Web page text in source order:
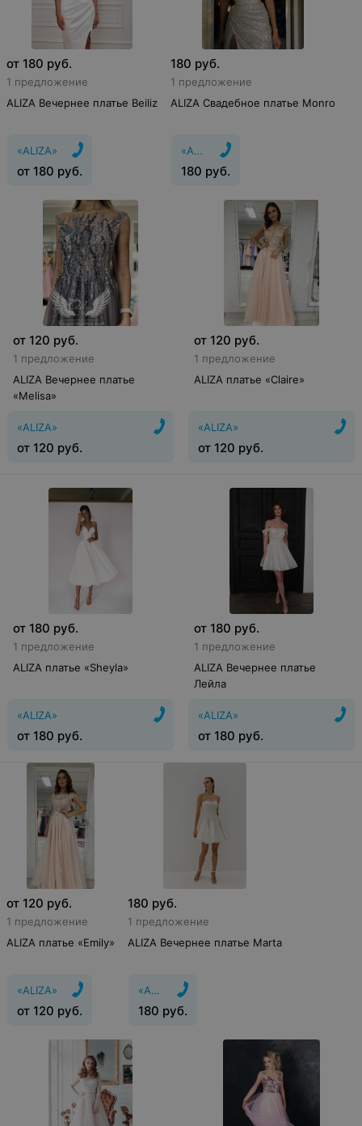
от 180 руб.
1 предложение
ALIZA Вечернее платье Beiliz
«ALIZA»
от 180 руб.
180 руб.
1 предложение
ALIZA Свадебное платье Monro
«ALIZA»
180 руб.
от 120 руб.
1 предложение
ALIZA Вечернее платье
«Melisa»
«ALIZA»
от 120 руб.
от 120 руб.
1 предложение
ALIZA платье «Claire»
«ALIZA»
от 120 руб.
от 180 руб.
1 предложение
ALIZA платье «Sheyla»
«ALIZA»
от 180 руб.
от 180 руб.
1 предложение
ALIZA Вечернее платье
Лейла
«ALIZA»
от 180 руб.
от 120 руб.
1 предложение
ALIZA платье «Emily»
«ALIZA»
от 120 руб.
180 руб.
1 предложение
ALIZA Вечернее платье Marta
«ALIZA»
180 руб.